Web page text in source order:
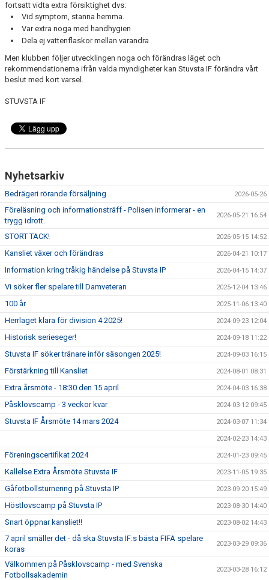
LEDIGA TJÄNSTER
DOKUMENT
NYHETER
LEDARINFO
DOMARE
FOTBOLLSSKOLA FÖR KNATTAR
NY MEDLEM / PROVTRÄNINGAR
TRYGG FÖRENING
fortsatt vidta extra försiktighet dvs:
Vid symptom, stanna hemma.
Var extra noga med handhygien
Dela ej vattenflaskor mellan varandra
Men klubben följer utvecklingen noga och förändras läget och
rekommendationerna ifrån valda myndigheter kan Stuvsta IF förändra vårt
beslut med kort varsel.
STUVSTA IF
Nyhetsarkiv
Bedrägeri rörande försäljning 2026-05-26
Föreläsning och informationsträff - Polisen informerar - en
trygg idrott.
2026-05-21 16:54
STORT TACK! 2026-05-15 14:52
Kansliet växer och förändras 2026-04-21 10:17
Information kring tråkig händelse på Stuvsta IP 2026-04-15 14:37
Vi söker fler spelare till Damveteran 2025-12-04 13:46
100 år 2025-11-06 13:40
Herrlaget klara för division 4 2025! 2024-09-23 12:04
Historisk serieseger! 2024-09-18 11:22
Stuvsta IF söker tränare inför säsongen 2025! 2024-09-03 16:15
Förstärkning till Kansliet 2024-08-01 08:31
Extra årsmöte - 18:30 den 15 april 2024-04-03 16:38
Påsklovscamp - 3 veckor kvar 2024-03-12 09:45
Stuvsta IF Årsmöte 14 mars 2024 2024-03-07 11:34
2024-02-23 14:43
Föreningscertifikat 2024 2024-01-23 09:45
Kallelse Extra Årsmöte Stuvsta IF 2023-11-05 19:35
Gåfotbollsturnering på Stuvsta IP 2023-09-20 15:49
Höstlovscamp på Stuvsta IP 2023-08-30 14:40
Snart öppnar kansliet!! 2023-08-02 14:43
7 april smäller det - då ska Stuvsta IF:s bästa FIFA spelare
koras
2023-03-29 09:36
Välkommen på Påsklovscamp - med Svenska
Fotbollsakademin
2023-03-28 16:12